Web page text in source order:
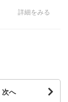
詳細をみる
次へ